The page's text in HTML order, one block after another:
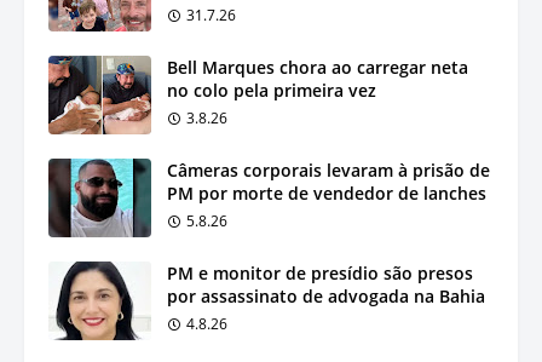
31.7.26
Bell Marques chora ao carregar neta
no colo pela primeira vez
3.8.26
Câmeras corporais levaram à prisão de
PM por morte de vendedor de lanches
5.8.26
PM e monitor de presídio são presos
por assassinato de advogada na Bahia
4.8.26